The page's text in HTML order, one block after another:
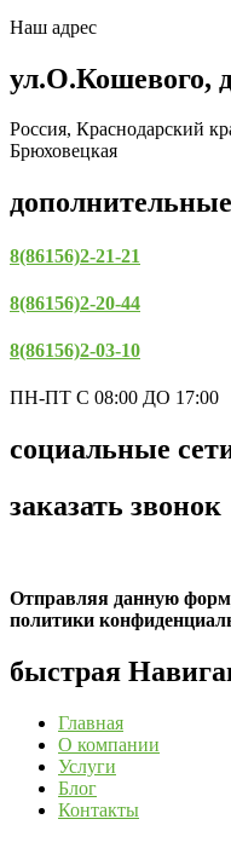
Наш адрес
ул.О.Кошевого,
Россия, Краснодарский
Брюховецкая
8(86156)2-21-21
8(86156)2-20-44
8(86156)2-03-10
ПН-ПТ С 08:00 ДО 17:00
социальные
заказать звонок
Отправляя данную
политики
быстрая
Главная
О компании
Услуги
Блог
Контакты